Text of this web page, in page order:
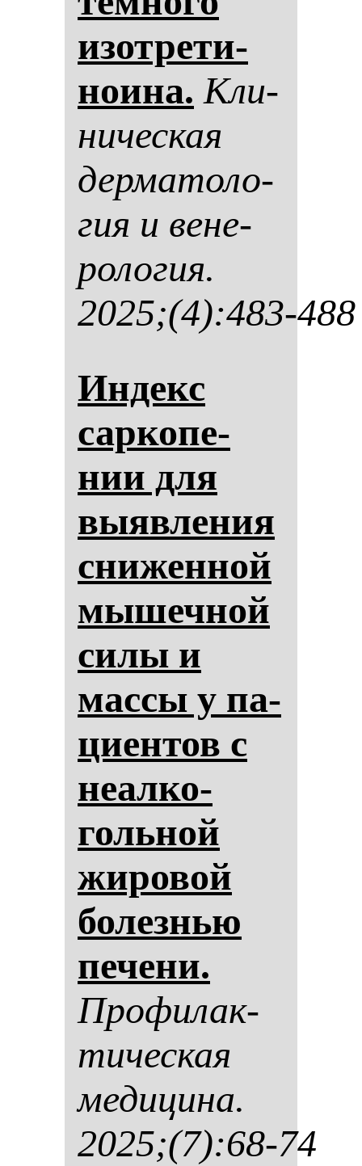
изот­ре­ти­
но­ина. Кли­
ни­чес­кая
дер­ма­то­ло­
гия и ве­не­
ро­ло­гия.
2025;(4):483-488
Ин­декс
сар­ко­пе­
нии для
вы­яв­ле­ния
сни­жен­ной
мы­шеч­ной
си­лы и
мас­сы у па­
ци­ен­тов с
не­ал­ко­
голь­ной
жи­ро­вой
бо­лез­нью
пе­че­ни.
Про­фи­лак­
ти­чес­кая
ме­ди­ци­на.
2025;(7):68-74